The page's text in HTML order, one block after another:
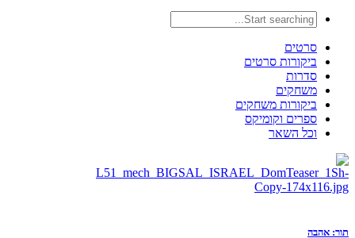
סרטים
ביקורות סרטים
סדרות
משחקים
ביקורות משחקים
ספרים וקומיקס
וכל השאר
תור: אהבה